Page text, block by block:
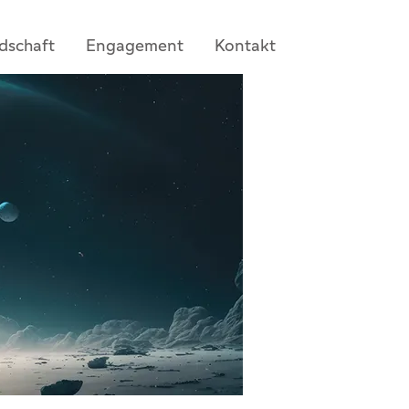
Engagement Kontakt